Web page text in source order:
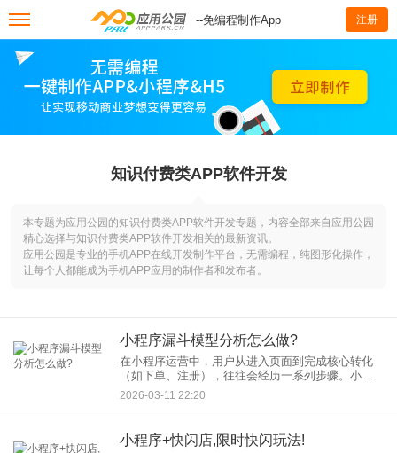
--免编程制作App 注册
知识付费类APP软件开发
本专题为应用公园的知识付费类APP软件开发专题，内容全部来自应用公园
精心选择与知识付费类APP软件开发相关的最新资讯。
应用公园是专业的手机APP在线开发制作平台，无需编程，纯图形化操作，
让每个人都能成为手机APP应用的制作者和发布者。
小程序漏斗模型分析怎么做?
在小程序运营中，用户从进入页面到完成核心转化
（如下单、注册），往往会经历一系列步骤。小程
序漏斗模型正是帮助我们洞察这一过程中用户流失
与转化的关键工具。那么，具体该如何开展小程序
2026-03-11 22:20
小程序+快闪店,限时快闪玩法!